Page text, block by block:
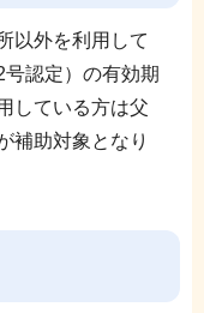
以外を利用して
認定）の有効期
している方は父
補助対象となり